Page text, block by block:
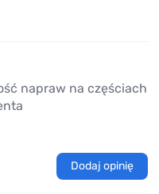
napraw na częściach
Dodaj opinię